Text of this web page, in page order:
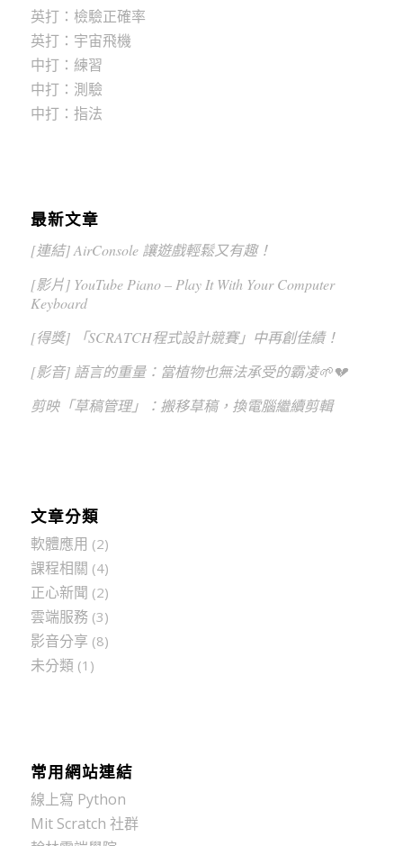
英打：檢驗正確率
英打：宇宙飛機
中打：練習
中打：測驗
中打：指法
最新文章
[連結] AirConsole 讓遊戲輕鬆又有趣！
[影片] YouTube Piano – Play It With Your Computer
Keyboard
[得獎] 「SCRATCH程式設計競賽」中再創佳績！
[影音] 語言的重量：當植物也無法承受的霸凌🌱💔
剪映「草稿管理」：搬移草稿，換電腦繼續剪輯
文章分類
軟體應用 (2)
課程相關 (4)
正心新聞 (2)
雲端服務(3)
影音分享 (8)
未分類(1)
常用網站連結
線上寫 Python
Mit Scratch 社群